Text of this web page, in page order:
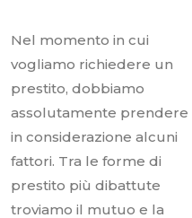
Nel momento in cui
vogliamo richiedere un
prestito, dobbiamo
assolutamente prendere
in considerazione alcuni
fattori. Tra le forme di
prestito più dibattute
troviamo il mutuo e la